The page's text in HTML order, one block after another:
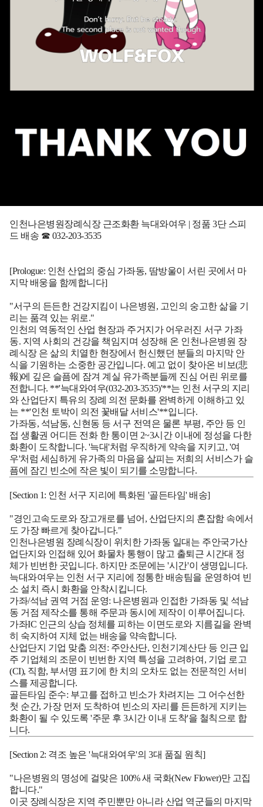
인천나은병원장례식장 근조화환 늑대와여우 | 정품 3단 스피
드 배송 ☎ 032-203-3535
[Prologue: 인천 산업의 중심 가좌동, 땀방울이 서린 곳에서 마
지막 배웅을 함께합니다]
"서구의 든든한 건강지킴이 나은병원, 고인의 숭고한 삶을 기
리는 품격 있는 위로."
인천의 역동적인 산업 현장과 주거지가 어우러진 서구 가좌
동. 지역 사회의 건강을 책임지며 성장해 온 인천나은병원 장
례식장 은 삶의 치열한 현장에서 헌신했던 분들의 마지막 안
식을 기원하는 소중한 공간입니다. 예고 없이 찾아온 비보(悲
報)에 깊은 슬픔에 잠겨 계실 유가족분들께 진심 어린 위로를
전합니다. **'늑대와여우(032-203-3535)'**는 인천 서구의 지리
와 산업단지 특유의 장례 의전 문화를 완벽하게 이해하고 있
는 **'인천 토박이 의전 꽃배달 서비스'**입니다.
가좌동, 석남동, 신현동 등 서구 전역은 물론 부평, 주안 등 인
접 생활권 어디든 전화 한 통이면 2~3시간 이내에 정성을 다한
화환이 도착합니다. '늑대'처럼 우직하게 약속을 지키고, '여
우'처럼 세심하게 유가족의 마음을 살피는 저희의 서비스가 슬
픔에 잠긴 빈소에 작은 빛이 되기를 소망합니다.
[Section 1: 인천 서구 지리에 특화된 '골든타임' 배송]
"경인고속도로와 장고개로를 넘어, 산업단지의 혼잡함 속에서
도 가장 빠르게 찾아갑니다."
인천나은병원 장례식장이 위치한 가좌동 일대는 주안국가산
업단지와 인접해 있어 화물차 통행이 많고 출퇴근 시간대 정
체가 빈번한 곳입니다. 하지만 조문에는 '시간'이 생명입니다.
늑대와여우는 인천 서구 지리에 정통한 배송팀을 운영하여 빈
소 설치 즉시 화환을 안착시킵니다.
가좌/석남 권역 거점 운영: 나은병원과 인접한 가좌동 및 석남
동 거점 제작소를 통해 주문과 동시에 제작이 이루어집니다.
가좌IC 인근의 상습 정체를 피하는 이면도로와 지름길을 완벽
히 숙지하여 지체 없는 배송을 약속합니다.
산업단지 기업 맞춤 의전: 주안산단, 인천기계산단 등 인근 입
주 기업체의 조문이 빈번한 지역 특성을 고려하여, 기업 로고
(CI), 직함, 부서명 표기에 한 치의 오차도 없는 전문적인 서비
스를 제공합니다.
골든타임 준수: 부고를 접하고 빈소가 차려지는 그 어수선한
첫 순간, 가장 먼저 도착하여 빈소의 자리를 든든하게 지키는
화환이 될 수 있도록 '주문 후 3시간 이내 도착'을 철칙으로 합
니다.
[Section 2: 격조 높은 '늑대와여우'의 3대 품질 원칙]
"나은병원의 명성에 걸맞은 100% 새 국화(New Flower)만 고집
합니다."
이곳 장례식장은 지역 주민뿐만 아니라 산업 역군들의 마지막